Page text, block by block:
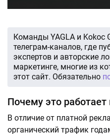
Команды YAGLA и Kokoc
телеграм-каналов, где
экспертов и авторские
маркетинге, многие из
этот сайт. Обязательно
Почему это работает
В отличие от платной
органический трафик